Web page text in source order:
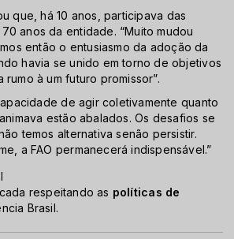
que, há 10 anos, participava das
anos da entidade. “Muito mudou
então o entusiasmo da adoção da
havia se unido em torno de objetivos
rumo à um futuro promissor”.
de agir coletivamente quanto
estão abalados. Os desafios se
temos alternativa senão persistir.
a FAO permanecerá indispensável.”
respeitando as políticas de
Brasil.